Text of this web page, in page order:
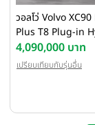
วอลโว่ Volvo
Plus T8 Plug-in
2023
4,090,000 บาท
เปรียบเทียบกับรุ่นอื่น